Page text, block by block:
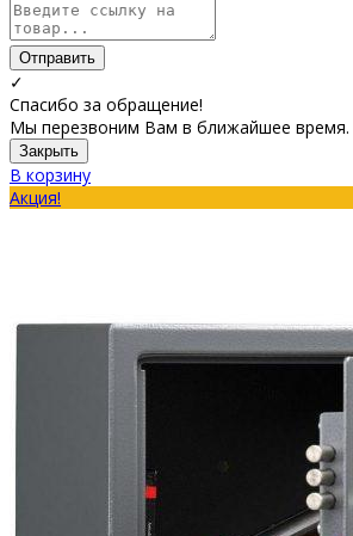
Отправить
✓
Спасибо за обращение!
Мы перезвоним Вам в ближайшее время.
Закрыть
В корзину
Акция!